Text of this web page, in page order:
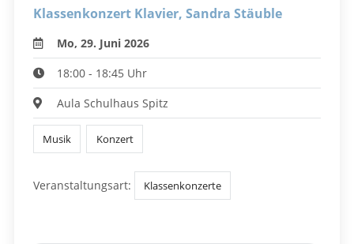
Klassenkonzert Klavier, Sandra Stäuble
Mo, 29. Juni 2026
18:00 - 18:45 Uhr
Aula Schulhaus Spitz
Musik Konzert
Veranstaltungsart: Klassenkonzerte